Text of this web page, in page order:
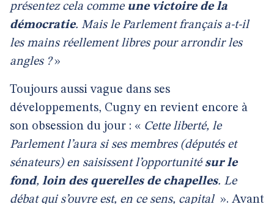
présentez cela comme une victoire de la
démocratie. Mais le Parlement français a-t-il
les mains réellement libres pour arrondir les
angles ?»
Toujours aussi vague dans ses
développements, Cugny en revient encore à
son obsession du jour : « Cette liberté, le
Parlement l’aura si ses membres (députés et
sénateurs) en saisissent l’opportunité sur le
fond, loin des querelles de chapelles. Le
débat qui s’ouvre est, en ce sens, capital ». Avant